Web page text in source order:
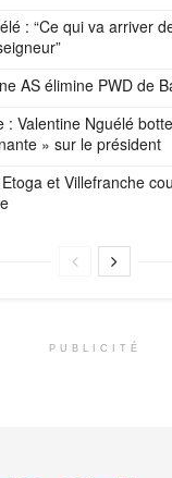
: “Ce qui va arriver
AS élimine PWD de
: Valentine Nguélé
» sur le président
et Villefranche
PUBLICITÉ